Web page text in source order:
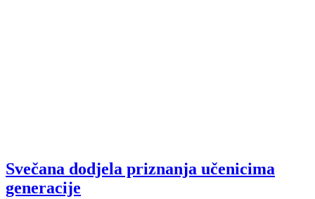
Svečana dodjela priznanja učenicima
generacije